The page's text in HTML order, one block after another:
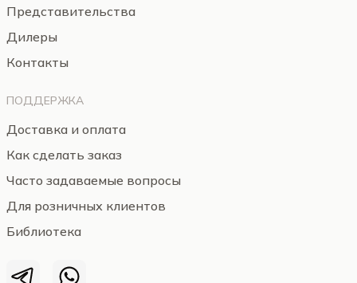
Представительства
Дилеры
Контакты
ПОДДЕРЖКА
Доставка и оплата
Как сделать заказ
Часто задаваемые вопросы
Для розничных клиентов
Библиотека